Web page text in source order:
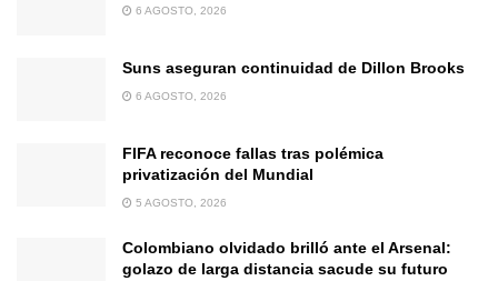
6 AGOSTO, 2026
Suns aseguran continuidad de Dillon Brooks
6 AGOSTO, 2026
FIFA reconoce fallas tras polémica
privatización del Mundial
5 AGOSTO, 2026
Colombiano olvidado brilló ante el Arsenal:
golazo de larga distancia sacude su futuro